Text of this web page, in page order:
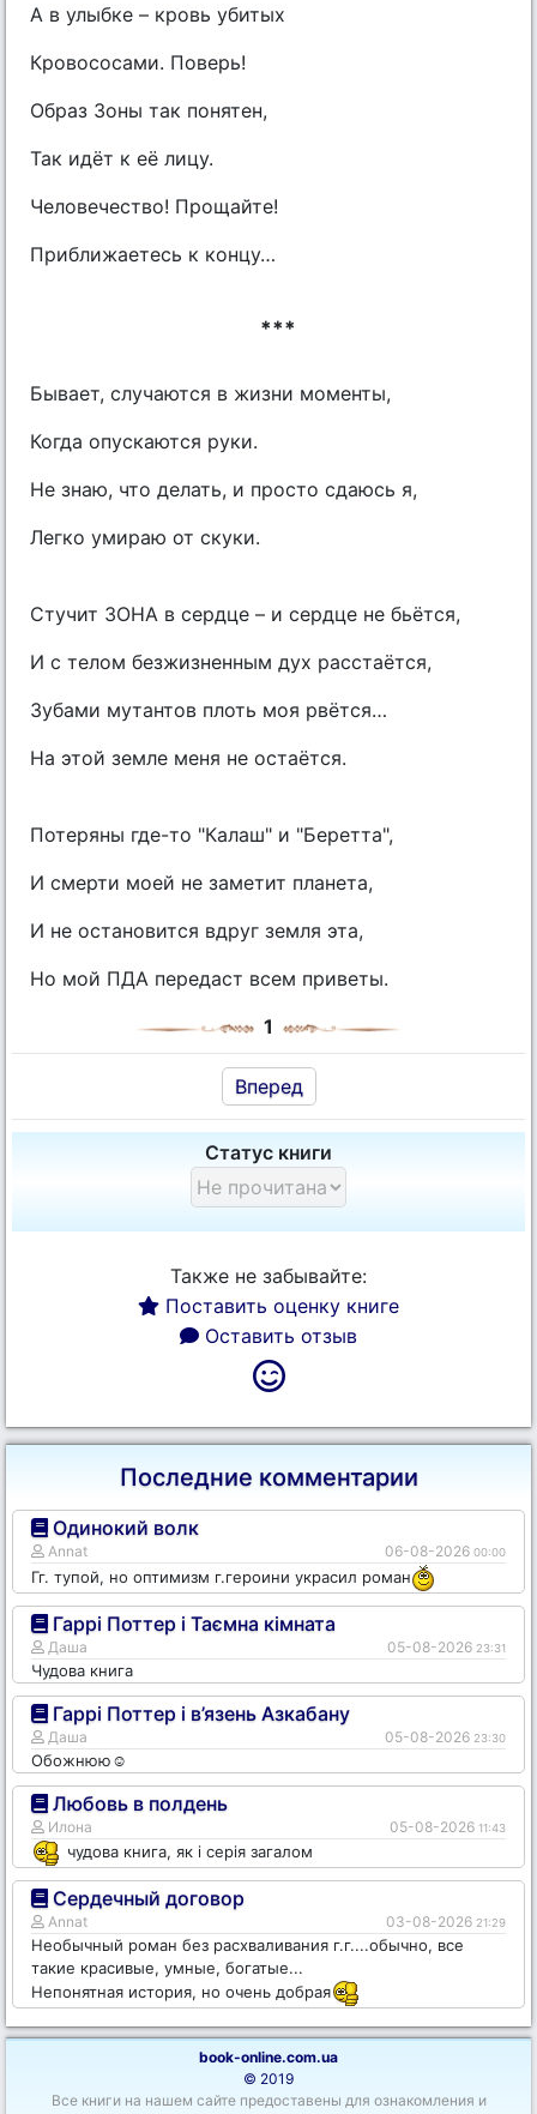
А в улыбке – кровь убитых
Кровососами. Поверь!
Образ Зоны так понятен,
Так идёт к её лицу.
Человечество! Прощайте!
Приближаетесь к концу…
***
Бывает, случаются в жизни моменты,
Когда опускаются руки.
Не знаю, что делать, и просто сдаюсь я,
Легко умираю от скуки.
Стучит ЗОНА в сердце – и сердце не бьётся,
И с телом безжизненным дух расстаётся,
Зубами мутантов плоть моя рвётся…
На этой земле меня не остаётся.
Потеряны где-то "Калаш" и "Беретта",
И смерти моей не заметит планета,
И не остановится вдруг земля эта,
Но мой ПДА передаст всем приветы.
1
Вперед
Статус книги
Также не забывайте:
Поставить оценку книге
Оставить отзыв
Последние комментарии
Одинокий волк
Annat 06-08-2026 00:00
Гг. тупой, но оптимизм г.героини украсил роман
Гаррі Поттер і Таємна кімната
Даша 05-08-2026 23:31
Чудова книга
Гаррі Поттер і в’язень Азкабану
Даша 05-08-2026 23:30
Обожнюю☺️
Любовь в полдень
Илона 05-08-2026 11:43
чудова книга, як і серія загалом
Сердечный договор
Annat 03-08-2026 21:29
Необычный роман без расхваливания г.г....обычно, все
такие красивые, умные, богатые...
Непонятная история, но очень добрая
book-online.com.ua
© 2019
Все книги на нашем сайте предоставены для ознакомления и